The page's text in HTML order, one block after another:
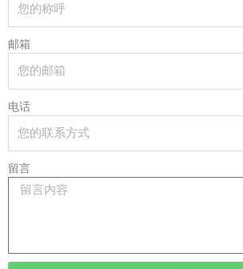
邮箱
电话
留言